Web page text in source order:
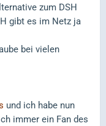
zum DSH
gibt es im Netz ja
bei vielen
und ich habe nun
immer ein Fan des